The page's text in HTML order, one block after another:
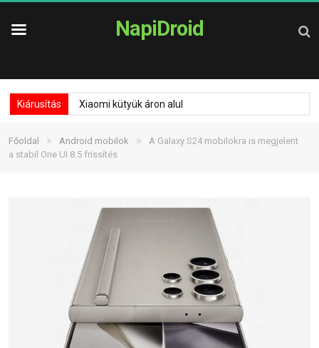
NapiDroid
Kiárusítás Xiaomi kütyük áron alul
Főoldal » Android mobilok »
A Galaxy S24 mobilokra is megjelent
a stabil One UI 8.5 frissítés